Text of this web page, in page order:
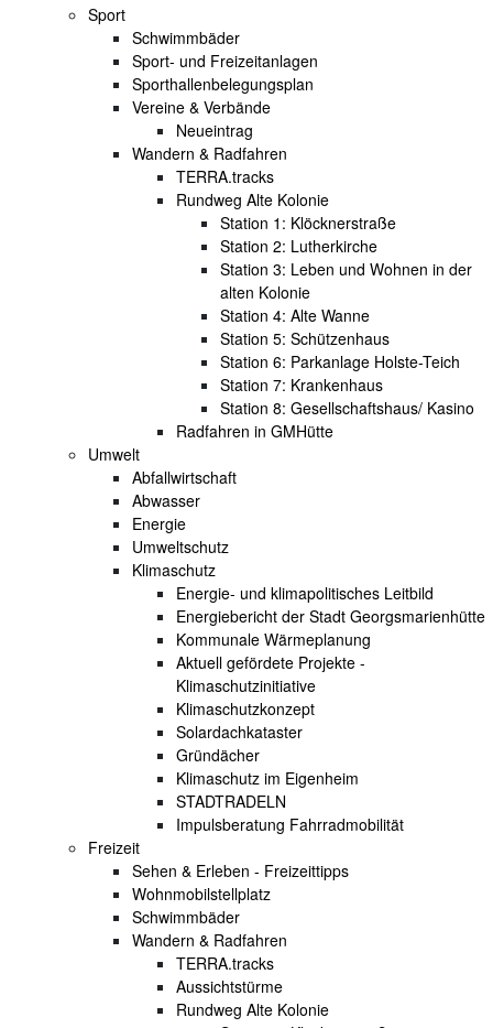
Sport
Schwimmbäder
Sport- und Freizeitanlagen
Sporthallenbelegungsplan
Vereine & Verbände
Neueintrag
Wandern & Radfahren
TERRA.tracks
Rundweg Alte Kolonie
Station 1: Klöcknerstraße
Station 2: Lutherkirche
Station 3: Leben und Wohnen in der
alten Kolonie
Station 4: Alte Wanne
Station 5: Schützenhaus
Station 6: Parkanlage Holste-Teich
Station 7: Krankenhaus
Station 8: Gesellschaftshaus/ Kasino
Radfahren in GMHütte
Umwelt
Abfallwirtschaft
Abwasser
Energie
Umweltschutz
Klimaschutz
Energie- und klimapolitisches Leitbild
Energiebericht der Stadt Georgsmarienhütte
Kommunale Wärmeplanung
Aktuell gefördete Projekte -
Klimaschutzinitiative
Klimaschutzkonzept
Solardachkataster
Gründächer
Klimaschutz im Eigenheim
STADTRADELN
Impulsberatung Fahrradmobilität
Freizeit
Sehen & Erleben - Freizeittipps
Wohnmobilstellplatz
Schwimmbäder
Wandern & Radfahren
TERRA.tracks
Aussichtstürme
Rundweg Alte Kolonie